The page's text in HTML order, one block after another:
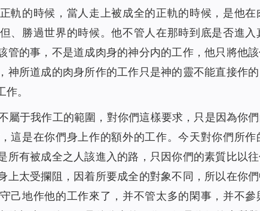
軌的時候，當人走上被成全的正軌的時候，是他
、勝過世界的時候。他不管人在那時到底是否進
管的事，不是道成肉身的神分内的工作，他只將他
神所道成的肉身所作的工作只是神的靈不能直接作
。
屬于我作工的範圍，對你們這樣要求，只是因為你
這是在你們身上作的額外的工作。今天對你們所
所有被成全之人該進入的路，只因你們的素質比以
上太受攔阻，因着所要成全的對象不同，所以在你
己地作他的工作來了，并不管太多的閑事，并不